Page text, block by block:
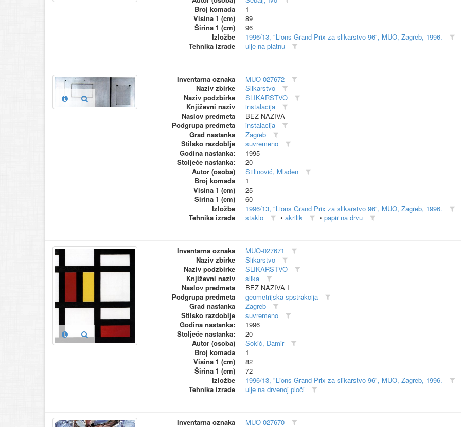
Broj komada
1
Visina 1 (cm)
89
Širina 1 (cm)
96
Izložbe
1996/13, "Lions Grand Prix za slikarstvo 96", MUO, Zagreb, 1996.
Tehnika izrade
ulje na platnu
Inventarna oznaka
MUO-027672
Naziv zbirke
Slikarstvo
Naziv podzbirke
SLIKARSTVO
Književni naziv
instalacija
Naslov predmeta
BEZ NAZIVA
Podgrupa predmeta
instalacija
Grad nastanka
Zagreb
Stilsko razdoblje
suvremeno
Godina nastanka:
1995
Stoljeće nastanka:
20
Autor (osoba)
Stilinović, Mladen
Broj komada
1
Visina 1 (cm)
25
Širina 1 (cm)
60
Izložbe
1996/13, "Lions Grand Prix za slikarstvo 96", MUO, Zagreb, 1996.
Tehnika izrade
staklo • akrilik • papir na drvu
Inventarna oznaka
MUO-027671
Naziv zbirke
Slikarstvo
Naziv podzbirke
SLIKARSTVO
Književni naziv
slika
Naslov predmeta
BEZ NAZIVA I
Podgrupa predmeta
geometrijska spstrakcija
Grad nastanka
Zagreb
Stilsko razdoblje
suvremeno
Godina nastanka:
1996
Stoljeće nastanka:
20
Autor (osoba)
Sokić, Damir
Broj komada
1
Visina 1 (cm)
82
Širina 1 (cm)
72
Izložbe
1996/13, "Lions Grand Prix za slikarstvo 96", MUO, Zagreb, 1996.
Tehnika izrade
ulje na drvenoj ploči
Inventarna oznaka
MUO-027670